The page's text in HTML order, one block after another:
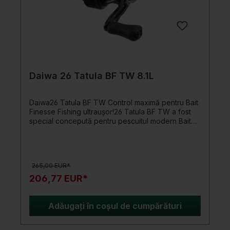
Daiwa 26 Tatula BF TW 8.1L
Daiwa26 Tatula BF TW Control maximă pentru Bait
Finesse Fishing ultraușor!26 Tatula BF TW a fost
special concepută pentru pescuitul modern Bait
stabilitatea sau confortul de utilizare.Inima
mulinetei este tamburul ultraușor de 30 mm din
Super-Super-Duralumin. Mai ales la pescuitul cu
momeli ușoare, greutatea tamburului este
esențială: tambururile grele necesită o forță mai
mare de pornire și frânare, ceea ce încetinește
rotația tamburului și reduce distanța și controlul
265,00 EUR*
206,77 EUR*
Adăugați în coșul de cumpărături